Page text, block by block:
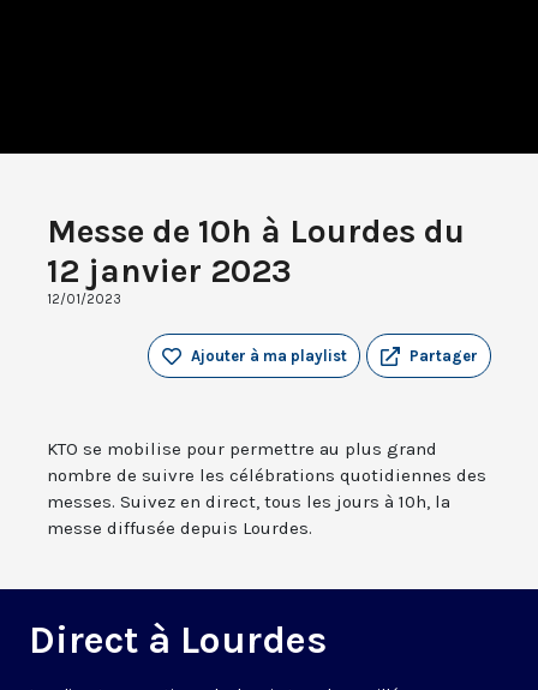
Messe de 10h à Lourdes du
12 janvier 2023
12/01/2023
Partager
Ajouter à ma playlist
KTO se mobilise pour permettre au plus grand
nombre de suivre les célébrations quotidiennes des
messes. Suivez en direct, tous les jours à 10h, la
messe diffusée depuis Lourdes.
Direct à Lourdes